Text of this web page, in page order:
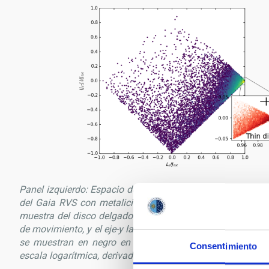
Consentimiento
Panel izquierdo: Espacio de acciones de movimiento
del Gaia RVS con metalicidades [Fe/H]<−0.55, junto
muestra del disco delgado. El eje-x muestra el momento
de movimiento, y el eje-y la diferencia normalizada entre
se muestran en negro en la esquina superior derecha.
escala logarítmica, derivadas de nuestras muestras del